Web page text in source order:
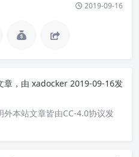
2019-09-16
章，由 xadocker 2019-09-16发
外本站文章皆由CC-4.0协议发